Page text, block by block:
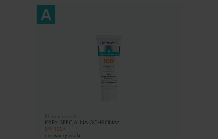
KREM SPECJALNA OCHRONA*
SPF 100+
do twarzy i ciała